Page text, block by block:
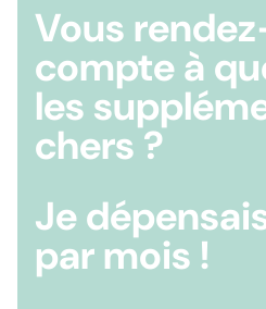
Vous
compte à
les
chers ?
Je
par mois !